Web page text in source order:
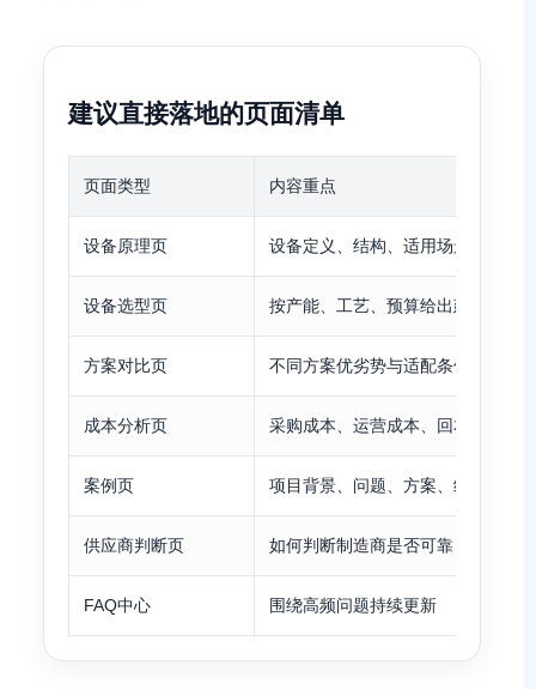
建议直接落地的页面清单
页面类型 内容重点
设备原理页 设备定义、结构、适用场景
设备选型页 按产能、工艺、预算给出建议
方案对比页 不同方案优劣势与适配条件
成本分析页 采购成本、运营成本、回本逻辑
案例页 项目背景、问题、方案、结果
供应商判断页 如何判断制造商是否可靠
FAQ中心 围绕高频问题持续更新